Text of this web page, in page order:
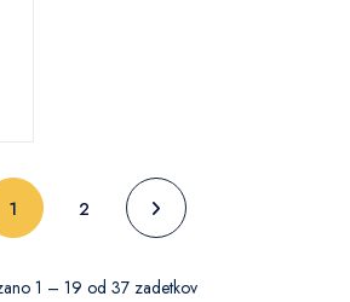
1 (current)2
1 – 19 od 37 zadetkov